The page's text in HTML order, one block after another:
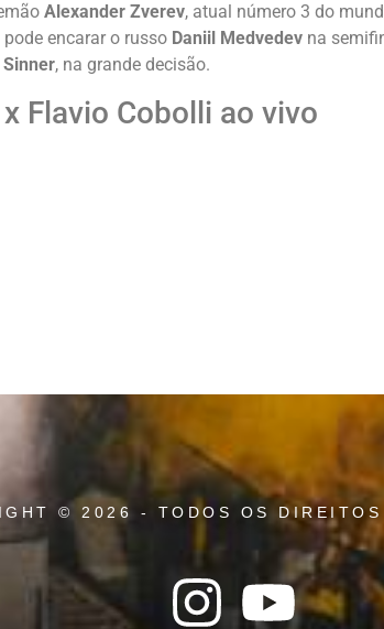
Alexander Zverev, atual número 3 do
encarar o russo Daniil Medvedev na
, na grande decisão.
Flavio Cobolli ao vivo
© 2026 - TODOS OS DIREITOS